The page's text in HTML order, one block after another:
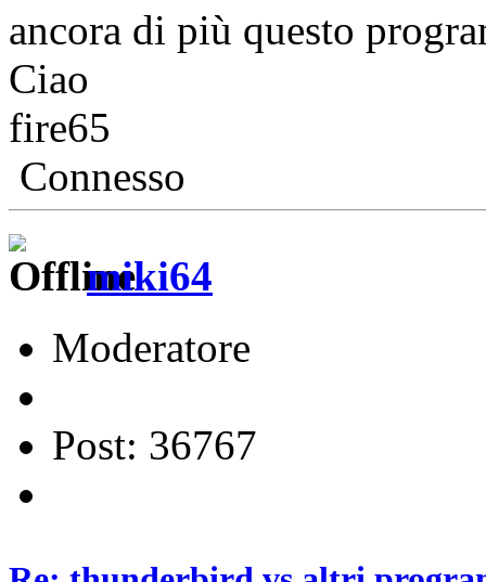
ancora di più questo
Ciao
fire65
Connesso
miki64
Moderatore
Post: 36767